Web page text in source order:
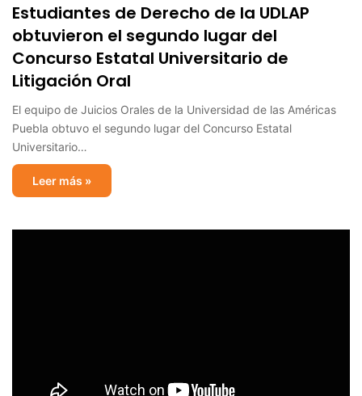
Estudiantes de Derecho de la UDLAP
obtuvieron el segundo lugar del
Concurso Estatal Universitario de
Litigación Oral
El equipo de Juicios Orales de la Universidad de las Américas
Puebla obtuvo el segundo lugar del Concurso Estatal
Universitario…
Leer más »